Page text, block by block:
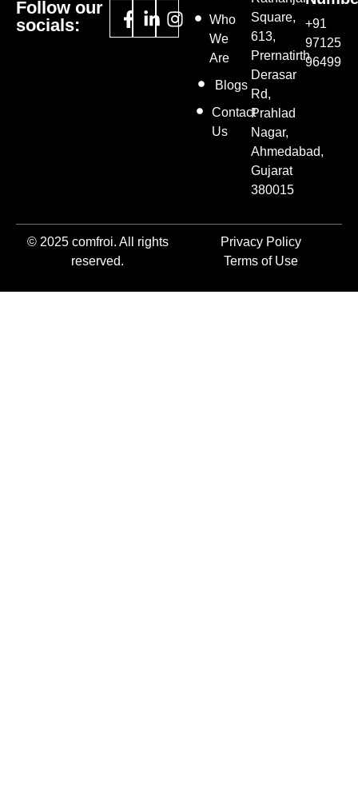
Follow our
socials:
Who
We
Are
Blogs
Contact
Us
Square,
613,
Prernatirth
Derasar
Rd,
Prahlad
Nagar,
Ahmedabad,
Gujarat
380015
+91
97125
96499
© 2025 comfroi. All rights
reserved.
Privacy Policy
Terms of Use